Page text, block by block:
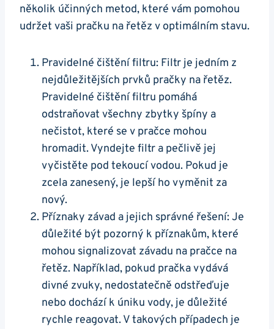
několik účinných metod, které vám pomohou
udržet vaši pračku na řetěz v⁢ optimálním stavu.
Pravidelné čištění filtru: Filtr je jedním z
nejdůležitějších prvků ⁢pračky​ na řetěz.
Pravidelné čištění filtru pomáhá
odstraňovat všechny zbytky špíny‌ a
nečistot, které se v pračce mohou⁢
hromadit. Vyndejte​ filtr a pečlivě jej
⁤vyčistěte pod tekoucí vodou. Pokud je
zcela⁣ zanesený, je lepší ho vyměnit za
nový.
Příznaky závad a jejich správné řešení: Je
důležité být pozorný k příznakům, které
⁢mohou​ signalizovat závadu na pračce na
⁤řetěz. Například, pokud pračka vydává
divné zvuky, nedostatečně ⁤odstřeďuje
nebo dochází k úniku vody, je ‍důležité
rychle reagovat. V ‌takových případech je